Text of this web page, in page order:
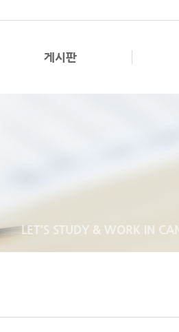
게시판
LET'S STUDY & WORK IN